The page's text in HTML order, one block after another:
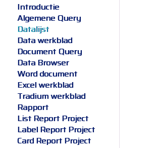
Introductie
Algemene Query
Datalijst
Data werkblad
Document Query
Data Browser
Word document
Excel werkblad
Tradium werkblad
Rapport
List Report Project
Label Report Project
Card Report Project